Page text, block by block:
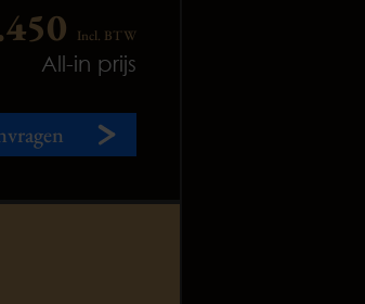
Incl. BTW
All-in prijs